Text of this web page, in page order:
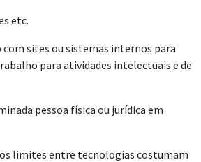
etc.
sites ou sistemas internos para
para atividades intelectuais e de
pessoa física ou jurídica em
os limites entre tecnologias costumam